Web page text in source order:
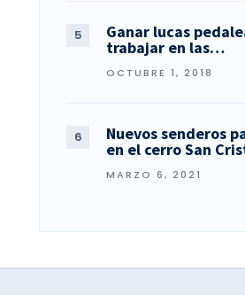
Ganar lucas
trabajar en las…
OCTUBRE 1, 2018
Nuevos senderos
en el cerro San
MARZO 6, 2021